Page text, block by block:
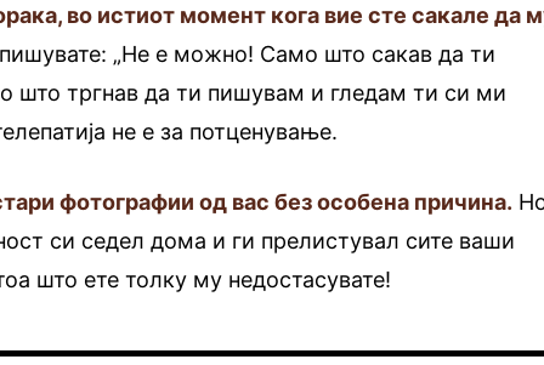
во истиот момент кога вие сте сакале да
„Не е можно! Само што сакав да ти
тргнав да ти пишувам и гледам ти си ми
не е за потценување.
фотографии од вас без особена причина.
си седел дома и ги прелистувал сите ваши
што ете толку му недостасувате!